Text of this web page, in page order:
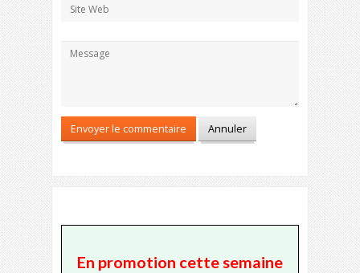
En promotion cette semaine